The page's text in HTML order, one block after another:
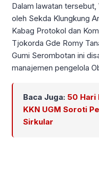
Dalam lawatan
oleh Sekda Klungkung
Kabag Protokol dan
Tjokorda Gde Romy
Gumi Serombotan ini
manajemen pengelola
Baca Juga: 50 Hari
KKN UGM Soroti
Sirkular